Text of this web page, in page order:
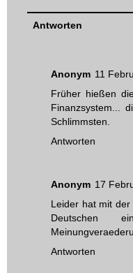
Antworten
Anonym 11
Früher hießen
Finanzsystem...
Schlimmsten.
Antworten
Anonym 17
Leider hat mit
Deutschen
Antworten